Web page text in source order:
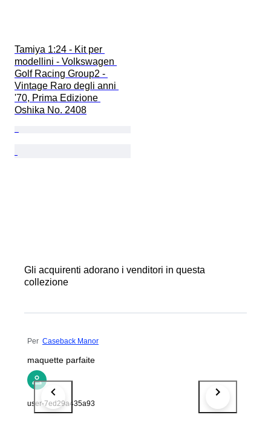
Tamiya 1:24 - Kit per
modellini - Volkswagen
Golf Racing Group2 -
Vintage Raro degli anni
'70, Prima Edizione
Oshika No. 2408
Gli acquirenti adorano i venditori in questa
collezione
Per Caseback Manor
maquette parfaite
user-7ed29a435a93